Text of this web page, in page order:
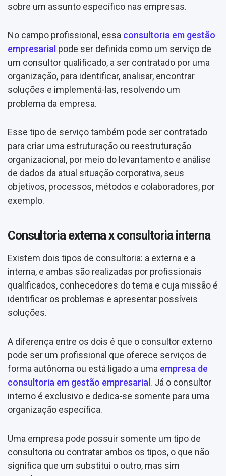
sobre um assunto específico nas empresas.
No campo profissional, essa consultoria em gestão
empresarial pode ser definida como um serviço de
um consultor qualificado, a ser contratado por uma
organização, para identificar, analisar, encontrar
soluções e implementá-las, resolvendo um
problema da empresa.
Esse tipo de serviço também pode ser contratado
para criar uma estruturação ou reestruturação
organizacional, por meio do levantamento e análise
de dados da atual situação corporativa, seus
objetivos, processos, métodos e colaboradores, por
exemplo.
Consultoria externa x consultoria interna
Existem dois tipos de consultoria: a externa e a
interna, e ambas são realizadas por profissionais
qualificados, conhecedores do tema e cuja missão é
identificar os problemas e apresentar possíveis
soluções.
A diferença entre os dois é que o consultor externo
pode ser um profissional que oferece serviços de
forma autônoma ou está ligado a uma empresa de
consultoria em gestão empresarial. Já o consultor
interno é exclusivo e dedica-se somente para uma
organização específica.
Uma empresa pode possuir somente um tipo de
consultoria ou contratar ambos os tipos, o que não
significa que um substitui o outro, mas sim